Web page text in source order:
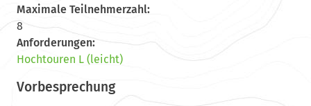
Maximale Teilnehmerzahl:
8
Anforderungen:
Hochtouren L (leicht)
Vorbesprechung